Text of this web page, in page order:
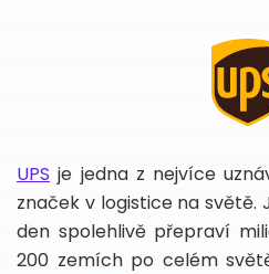
UPS je jedna z nejvíce
značek v logistice na světě.
den spolehlivě přepraví
200 zemích po celém